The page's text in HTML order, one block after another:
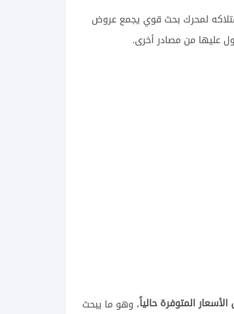
لمحرك بحث قوي يجمع عروض
عليها من مصادر أخرى.
المتوفرة حالياً، وهو ما يبحث